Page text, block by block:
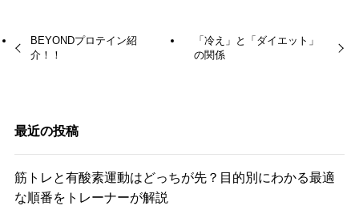
BEYONDプロテイン紹
介！！
「冷え」と「ダイエット」
の関係
最近の投稿
筋トレと有酸素運動はどっちが先？目的別にわかる最適
な順番をトレーナーが解説